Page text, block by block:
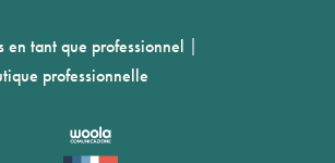
en tant que professionnel |
professionnelle